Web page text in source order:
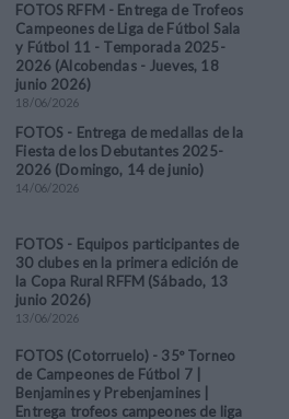
FOTOS RFFM - Entrega de Trofeos
Campeones de Liga de Fútbol Sala
y Fútbol 11 - Temporada 2025-
2026 (Alcobendas - Jueves, 18
junio 2026)
18/06/2026
FOTOS - Entrega de medallas de la
Fiesta de los Debutantes 2025-
2026 (Domingo, 14 de junio)
14/06/2026
FOTOS - Equipos participantes de
30 clubes en la primera edición de
la Copa Rural RFFM (Sábado, 13
junio 2026)
13/06/2026
FOTOS (Cotorruelo) - 35º Torneo
de Campeones de Fútbol 7 |
Benjamines y Prebenjamines |
Entrega trofeos campeones de liga